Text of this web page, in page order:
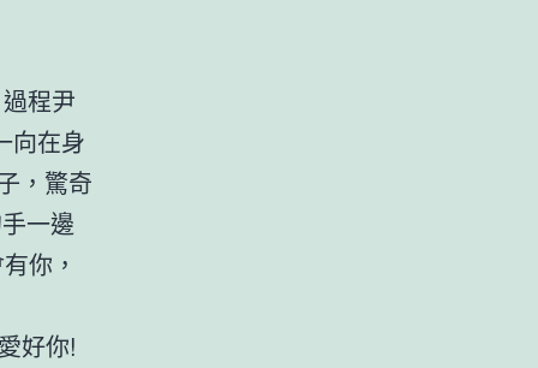
過程尹
向在身
，驚奇
一邊
你，
好你!